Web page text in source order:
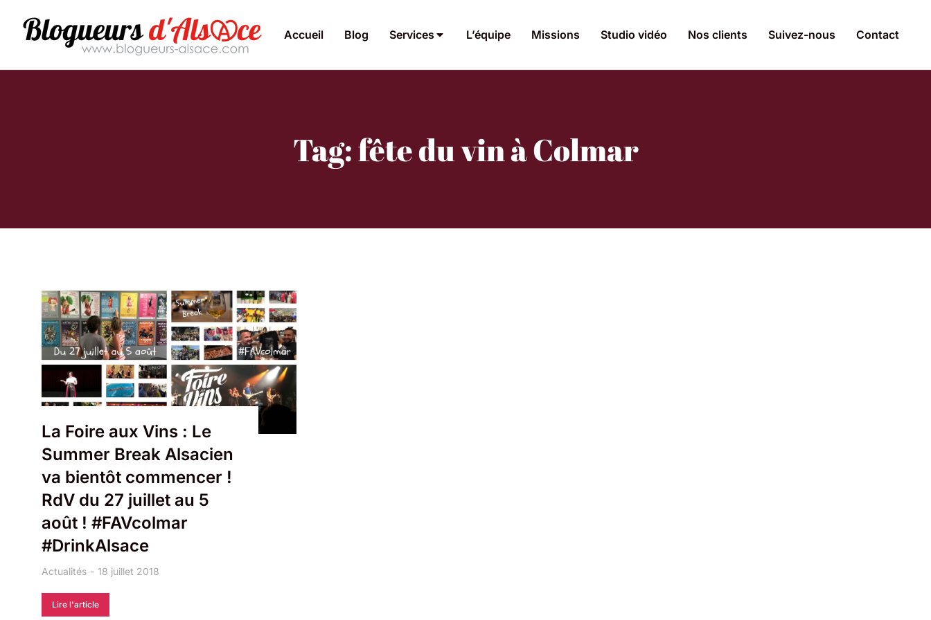
Accueil Blog Services L’équipe Missions Studio vidéo Nos clients Suivez-nous Contact
Tag: fête du vin à Colmar
La Foire aux Vins : Le
Summer Break Alsacien
va bientôt commencer !
RdV du 27 juillet au 5
août ! #FAVcolmar ​
#DrinkAlsace
Actualités 18 juillet 2018
Lire l'article